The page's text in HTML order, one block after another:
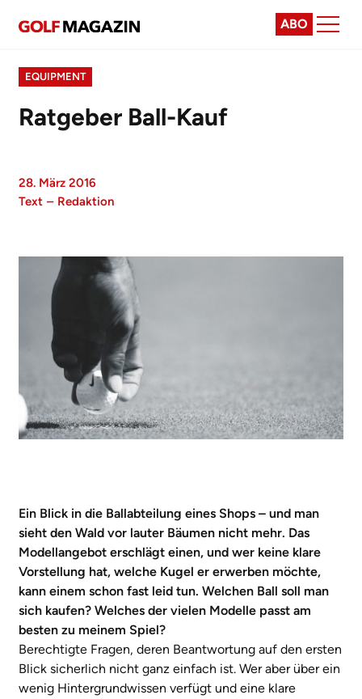
ABO
EQUIPMENT
Ratgeber Ball-Kauf
28. März 2016
Text – Redaktion
Ein Blick in die Ballabteilung eines Shops – und man
sieht den Wald vor lauter Bäumen nicht mehr. Das
Modellangebot erschlägt einen, und wer keine klare
Vorstellung hat, welche Kugel er erwerben möchte,
kann einem schon fast leid tun. Welchen Ball soll man
sich kaufen? Welches der vielen Modelle passt am
besten zu meinem Spiel?
Berechtigte Fragen, deren Beantwortung auf den ersten
Blick sicherlich nicht ganz einfach ist. Wer aber über ein
wenig Hintergrundwissen verfügt und eine klare